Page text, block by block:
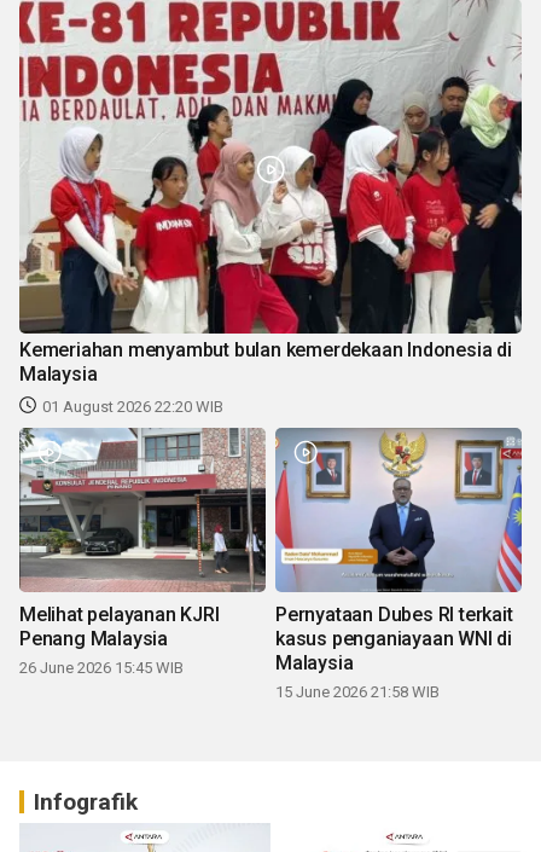
Kemeriahan menyambut bulan kemerdekaan Indonesia di
Malaysia
01 August 2026 22:20 WIB
Melihat pelayanan KJRI
Penang Malaysia
26 June 2026 15:45 WIB
Pernyataan Dubes RI terkait
kasus penganiayaan WNI di
Malaysia
15 June 2026 21:58 WIB
Infografik